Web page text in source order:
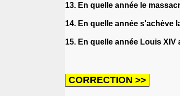
13. En quelle année le
14. En quelle année s'achève
15. En quelle année Louis XIV